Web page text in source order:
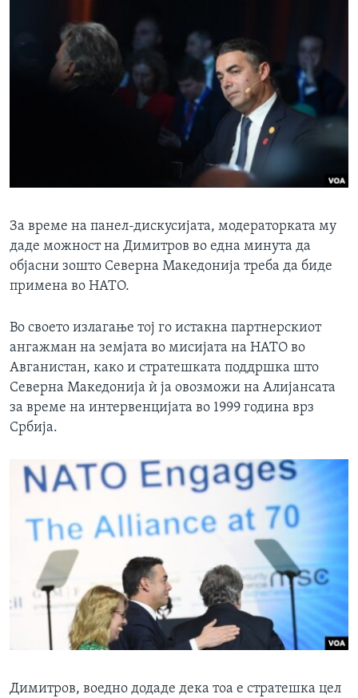
За време на панел-дискусијата, модераторката му
даде можност на Димитров во една минута да
објасни зошто Северна Македонија треба да биде
примена во НАТО.
Во своето излагање тој го истакна партнерскиот
ангажман на земјата во мисијата на НАТО во
Авганистан, како и стратешката поддршка што
Северна Македонија ѝ ја овозможи на Алијансата
за време на интервенцијата во 1999 година врз
Србија.
Димитров, воедно додаде дека тоа е стратешка цел